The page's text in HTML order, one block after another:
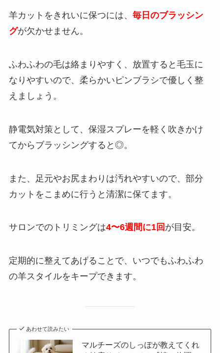
羊カットをきれいに保つには、 毎日のブラッシン
グが欠かせません。
ふわふわの毛は絡まりやすく、放置すると毛玉に
なりやすいので、柔らかいピンブラシで優しく整
えましょう。
静電気対策として、保湿スプレーを軽く吹きかけ
てからブラッシングすると◎。
また、足元やお尻まわりは汚れやすいので、部分
カットをこまめに行うと清潔に保てます。
サロンでのトリミングは4〜6週間に1回 が目安。
定期的に整えてあげることで、いつでもふわふわ
の羊スタイルをキープできます。
あわせて読みたい
マルチーズのしっぽが教えてくれ